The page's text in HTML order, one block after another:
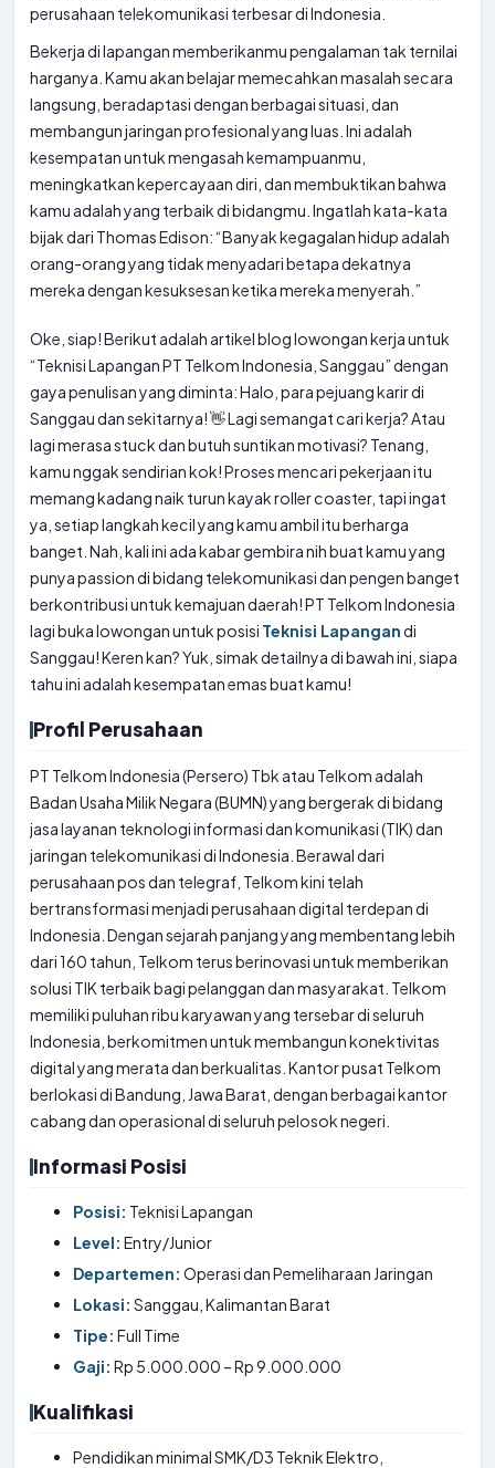
perusahaan telekomunikasi terbesar di Indonesia.
Bekerja di lapangan memberikanmu pengalaman tak ternilai
harganya. Kamu akan belajar memecahkan masalah secara
langsung, beradaptasi dengan berbagai situasi, dan
membangun jaringan profesional yang luas. Ini adalah
kesempatan untuk mengasah kemampuanmu,
meningkatkan kepercayaan diri, dan membuktikan bahwa
kamu adalah yang terbaik di bidangmu. Ingatlah kata-kata
bijak dari Thomas Edison: “Banyak kegagalan hidup adalah
orang-orang yang tidak menyadari betapa dekatnya
mereka dengan kesuksesan ketika mereka menyerah.”
Oke, siap! Berikut adalah artikel blog lowongan kerja untuk
“Teknisi Lapangan PT Telkom Indonesia, Sanggau” dengan
gaya penulisan yang diminta: Halo, para pejuang karir di
Sanggau dan sekitarnya! 👋 Lagi semangat cari kerja? Atau
lagi merasa stuck dan butuh suntikan motivasi? Tenang,
kamu nggak sendirian kok! Proses mencari pekerjaan itu
memang kadang naik turun kayak roller coaster, tapi ingat
ya, setiap langkah kecil yang kamu ambil itu berharga
banget. Nah, kali ini ada kabar gembira nih buat kamu yang
punya passion di bidang telekomunikasi dan pengen banget
berkontribusi untuk kemajuan daerah! PT Telkom Indonesia
lagi buka lowongan untuk posisi Teknisi Lapangandi
Sanggau! Keren kan? Yuk, simak detailnya di bawah ini, siapa
tahu ini adalah kesempatan emas buat kamu!
Profil Perusahaan
PT Telkom Indonesia (Persero) Tbk atau Telkom adalah
Badan Usaha Milik Negara (BUMN) yang bergerak di bidang
jasa layanan teknologi informasi dan komunikasi (TIK) dan
jaringan telekomunikasi di Indonesia. Berawal dari
perusahaan pos dan telegraf, Telkom kini telah
bertransformasi menjadi perusahaan digital terdepan di
Indonesia. Dengan sejarah panjang yang membentang lebih
dari 160 tahun, Telkom terus berinovasi untuk memberikan
solusi TIK terbaik bagi pelanggan dan masyarakat. Telkom
memiliki puluhan ribu karyawan yang tersebar di seluruh
Indonesia, berkomitmen untuk membangun konektivitas
digital yang merata dan berkualitas. Kantor pusat Telkom
berlokasi di Bandung, Jawa Barat, dengan berbagai kantor
cabang dan operasional di seluruh pelosok negeri.
Informasi Posisi
Posisi: Teknisi Lapangan
Level: Entry/Junior
Departemen: Operasi dan Pemeliharaan Jaringan
Lokasi: Sanggau, Kalimantan Barat
Tipe: Full Time
Gaji: Rp 5.000.000 – Rp 9.000.000
Kualifikasi
Pendidikan minimal SMK/D3 Teknik Elektro,